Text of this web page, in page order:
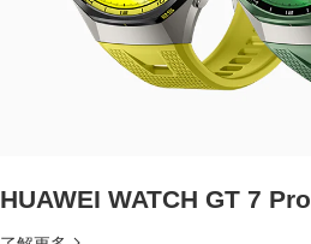
HUAWEI WATCH GT 7 Pro